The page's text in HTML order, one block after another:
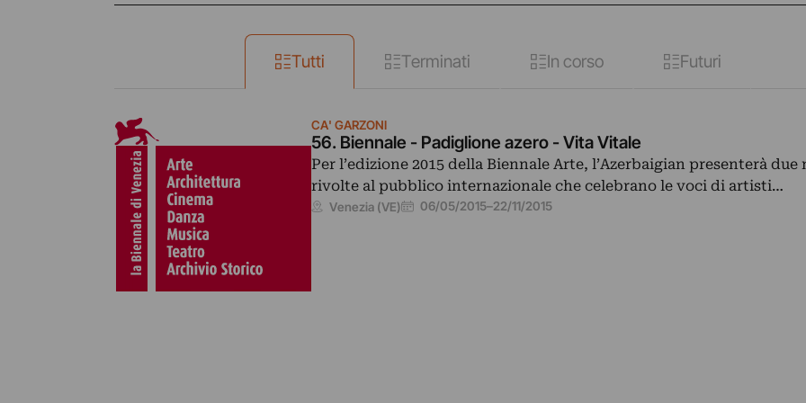
Tutti Terminati In corso Futuri
CA' GARZONI
56. Biennale - Padiglione azero - Vita Vitale
Per l’edizione 2015 della Biennale Arte, l’Azerbaigian presenterà due
rivolte al pubblico internazionale che celebrano le voci di artisti…
Venezia (VE) 06/05/2015–22/11/2015